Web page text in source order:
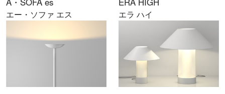
エー・ソファ エス エラ ハイ